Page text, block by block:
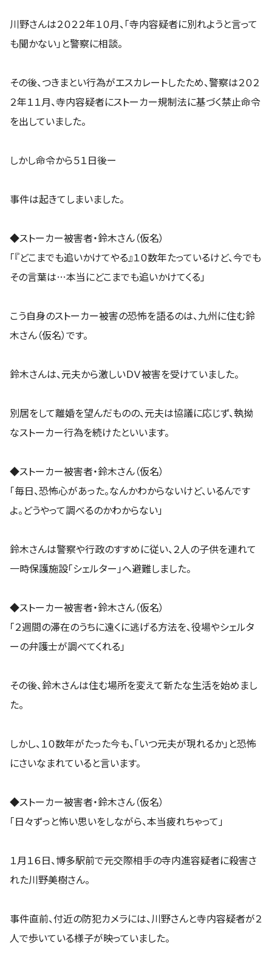
川野さんは２０２２年１０月、「寺内容疑者に別れようと言って
も聞かない」と警察に相談。
その後、つきまとい行為がエスカレートしたため、警察は２０２
２年１１月、寺内容疑者にストーカー規制法に基づく禁止命令
を出していました。
しかし命令から５１日後ー
事件は起きてしまいました。
◆ストーカー被害者・鈴木さん（仮名）
「『どこまでも追いかけてやる』１０数年たっているけど、今でも
その言葉は…本当にどこまでも追いかけてくる」
こう自身のストーカー被害の恐怖を語るのは、九州に住む鈴
木さん（仮名）です。
鈴木さんは、元夫から激しいＤＶ被害を受けていました。
別居をして離婚を望んだものの、元夫は協議に応じず、執拗
なストーカー行為を続けたといいます。
◆ストーカー被害者・鈴木さん（仮名）
「毎日、恐怖心があった。なんかわからないけど、いるんです
よ。どうやって調べるのかわからない」
鈴木さんは警察や行政のすすめに従い、２人の子供を連れて
一時保護施設「シェルター」へ避難しました。
◆ストーカー被害者・鈴木さん（仮名）
「２週間の滞在のうちに遠くに逃げる方法を、役場やシェルタ
ーの弁護士が調べてくれる」
その後、鈴木さんは住む場所を変えて新たな生活を始めまし
た。
しかし、１０数年がたった今も、「いつ元夫が現れるか」と恐怖
にさいなまれていると言います。
◆ストーカー被害者・鈴木さん（仮名）
「日々ずっと怖い思いをしながら、本当疲れちゃって」
１月１６日、博多駅前で元交際相手の寺内進容疑者に殺害さ
れた川野美樹さん。
事件直前、付近の防犯カメラには、川野さんと寺内容疑者が２
人で歩いている様子が映っていました。